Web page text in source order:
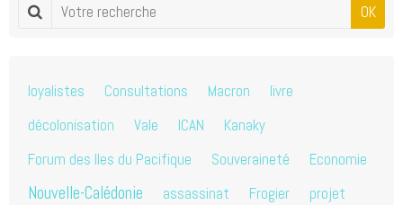
OK
loyalistes Consultations Macron
livre
décolonisation
Vale ICAN
Kanaky
Forum des Iles du Pacifique
Souveraineté Economie
Nouvelle-Calédonie assassinat Frogier
projet